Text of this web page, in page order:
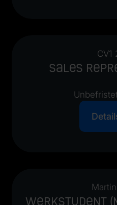
CV1
Sales
Werkstudent